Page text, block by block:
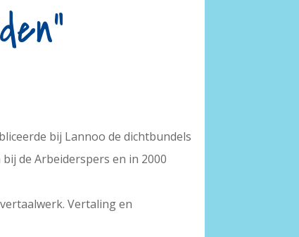
bij Lannoo de dichtbundels
bij de Arbeiderspers en in 2000
Vertaling en